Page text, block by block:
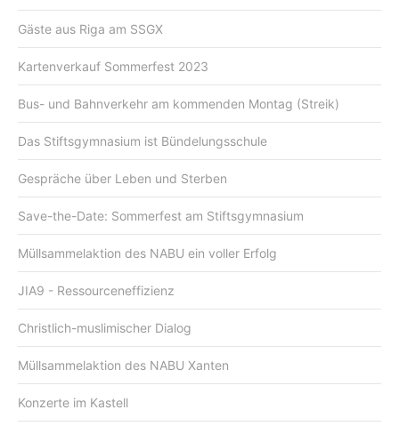
Gäste aus Riga am SSGX
Kartenverkauf Sommerfest 2023
Bus- und Bahnverkehr am kommenden Montag (Streik)
Das Stiftsgymnasium ist Bündelungsschule
Gespräche über Leben und Sterben
Save-the-Date: Sommerfest am Stiftsgymnasium
Müllsammelaktion des NABU ein voller Erfolg
JIA9 - Ressourceneffizienz
Christlich-muslimischer Dialog
Müllsammelaktion des NABU Xanten
Konzerte im Kastell